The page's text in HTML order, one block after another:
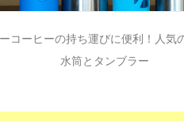
コーヒーの持ち運びに便利！人気
水筒とタンブラー